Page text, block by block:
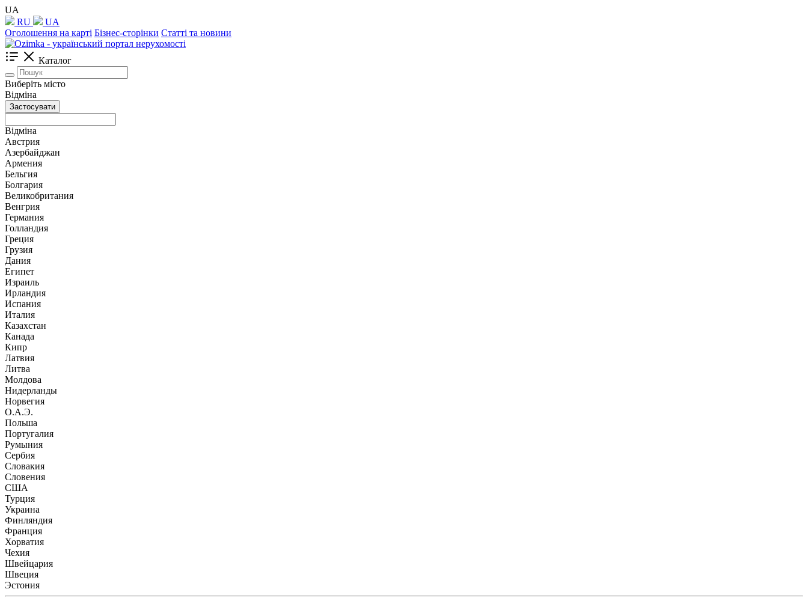
UA
RU
UA
Оголошення на карті Бізнес-сторінки Статті та новини
Каталог
Виберіть місто
Відміна
Застосувати
Відміна
Австрия
Азербайджан
Армения
Бельгия
Болгария
Великобритания
Венгрия
Германия
Голландия
Греция
Грузия
Дания
Египет
Израиль
Ирландия
Испания
Италия
Казахстан
Канада
Кипр
Латвия
Литва
Молдова
Нидерланды
Норвегия
О.А.Э.
Польша
Португалия
Румыния
Сербия
Словакия
Словения
США
Турция
Украина
Финляндия
Франция
Хорватия
Чехия
Швейцария
Швеция
Эстония